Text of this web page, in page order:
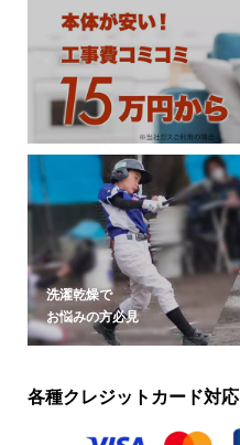
洗濯乾燥で
お悩みの方必見
各種クレジットカード対応